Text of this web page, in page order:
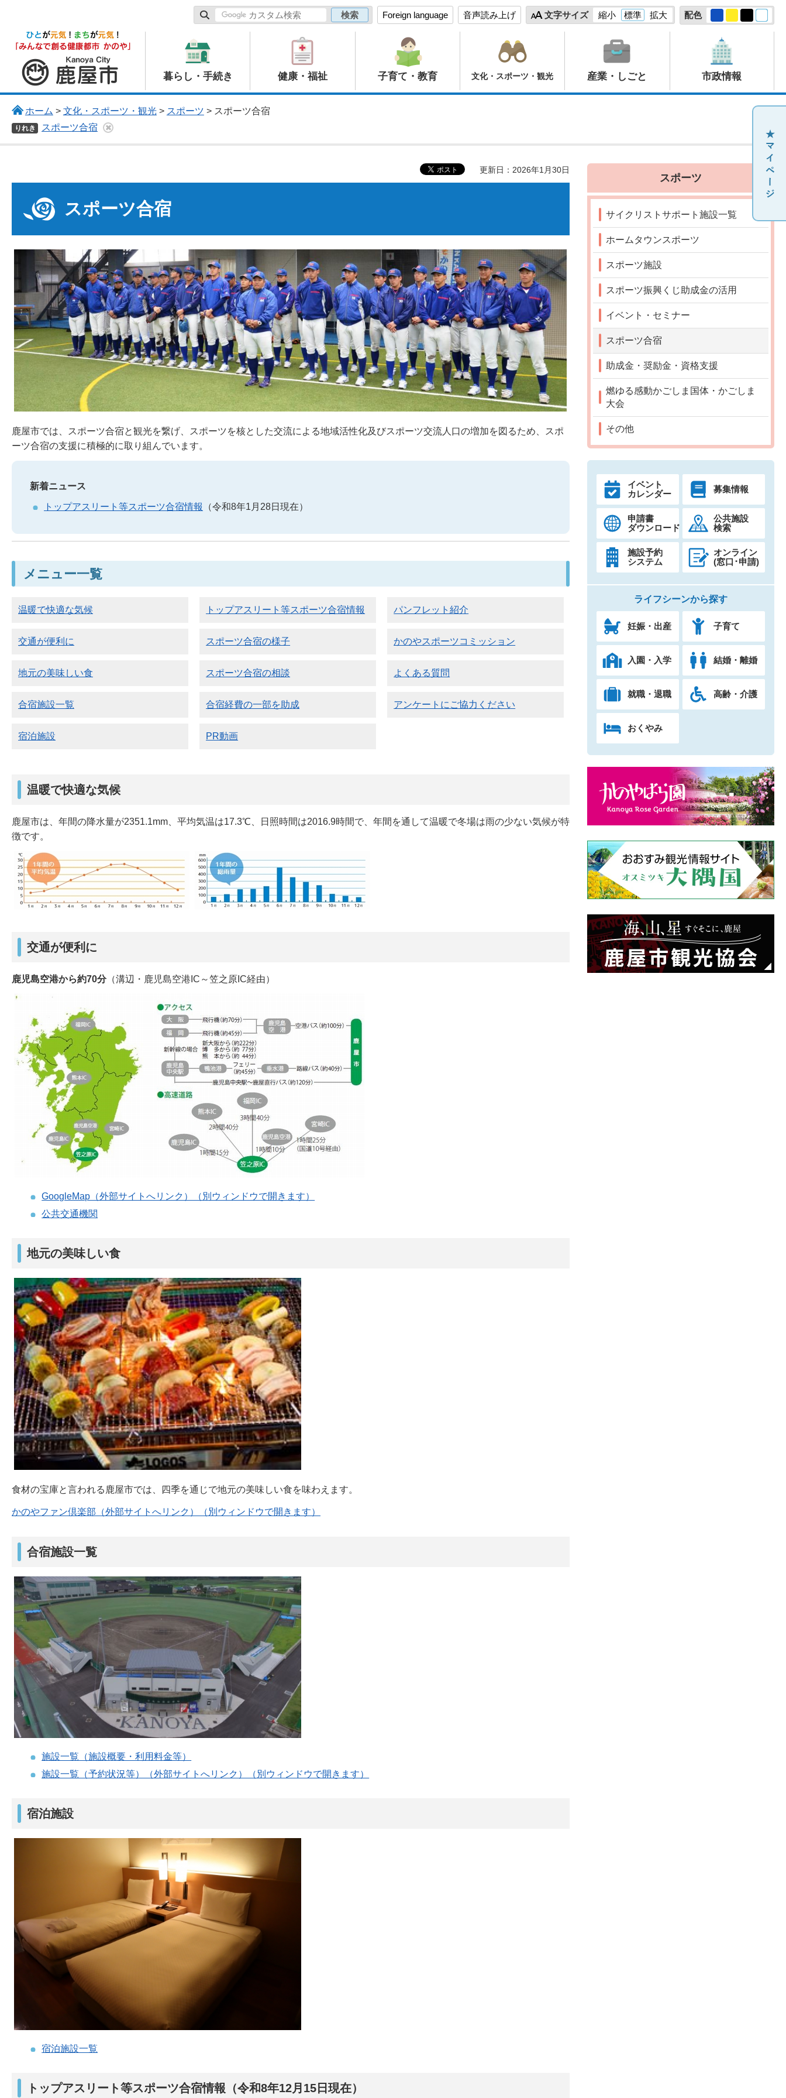
Foreign language 音声読み上げ 文字サイズ 縮小 標準 拡大 配色
鹿屋市
暮らし・手続き 健康・福祉 子育て・教育 文化・スポーツ・観光 産業・しごと 市政情報
ホーム > 文化・スポーツ・観光> スポーツ > スポーツ合宿
りれき スポーツ合宿
更新日：2026年1月30日
スポーツ合宿
鹿屋市では、スポーツ合宿と観光を繋げ、スポーツを核とした交流による地域活性化及びスポーツ交流人口の増加を図るため、スポ
ーツ合宿の支援に積極的に取り組んでいます。
新着ニュース
トップアスリート等スポーツ合宿情報 （令和8年1月28日現在）
メニュー一覧
温暖で快適な気候
交通が便利に
地元の美味しい食
合宿施設一覧
宿泊施設
トップアスリート等スポーツ合宿情報
スポーツ合宿の様子
スポーツ合宿の相談
合宿経費の一部を助成
PR動画
パンフレット紹介
かのやスポーツコミッション
よくある質問
アンケートにご協力ください
温暖で快適な気候
鹿屋市は、年間の降水量が2351.1mm、平均気温は17.3℃、日照時間は2016.9時間で、年間を通して温暖で冬場は雨の少ない気候が特
徴です。
交通が便利に
鹿児島空港から約70分（溝辺・鹿児島空港IC～笠之原IC経由）
GoogleMap（外部サイトへリンク）（別ウィンドウで開きます）
公共交通機関
地元の美味しい食
食材の宝庫と言われる鹿屋市では、四季を通じで地元の美味しい食を味わえます。
かのやファン倶楽部（外部サイトへリンク）（別ウィンドウで開きます）
合宿施設一覧
施設一覧（施設概要・利用料金等）
施設一覧（予約状況等）（外部サイトへリンク）（別ウィンドウで開きます）
宿泊施設
宿泊施設一覧
トップアスリート等スポーツ合宿情報 （令和8年12月15日現在）
スポーツ
サイクリストサポート施設一覧
ホームタウンスポーツ
スポーツ施設
スポーツ振興くじ助成金の活用
イベント・セミナー
スポーツ合宿
助成金・奨励金・資格支援
燃ゆる感動かごしま国体・かごしま
大会
その他
イベント
カレンダー
募集情報
申請書
ダウンロード
公共施設
検索
施設予約
システム
オンライン
(窓口･申請)
ライフシーンから探す
妊娠・出産 子育て
入園・入学 結婚・離婚
就職・退職 高齢・介護
おくやみ